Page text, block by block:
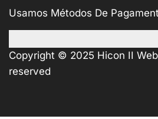
Usamos Métodos De
Copyright © 2025 Hicon II
reserved